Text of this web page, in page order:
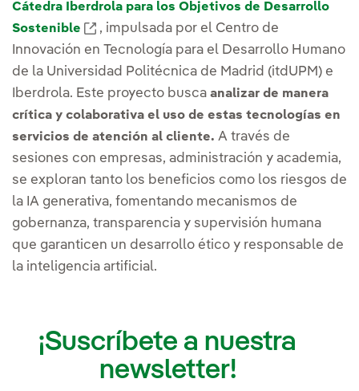
Cátedra Iberdrola para los Objetivos de Desarrollo
Sostenible
External link, opens in new window.
, impulsada por el Centro de
Innovación en Tecnología para el Desarrollo Humano
de la Universidad Politécnica de Madrid (itdUPM) e
Iberdrola. Este proyecto busca analizar de manera
crítica y colaborativa el uso de estas tecnologías en
servicios de atención al cliente. A través de
sesiones con empresas, administración y academia,
se exploran tanto los beneficios como los riesgos de
la IA generativa, fomentando mecanismos de
gobernanza, transparencia y supervisión humana
que garanticen un desarrollo ético y responsable de
la inteligencia artificial.
¡Suscríbete a nuestra
newsletter!